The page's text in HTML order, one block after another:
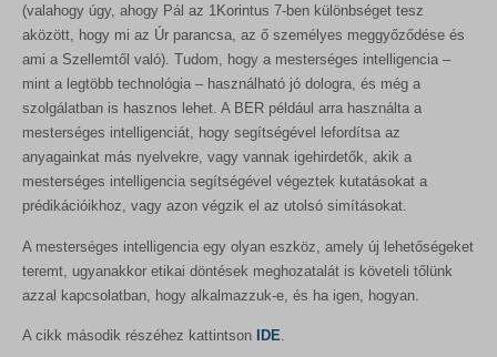
(valahogy úgy, ahogy Pál az 1Korintus 7-ben különbséget tesz
aközött, hogy mi az Úr parancsa, az ő személyes meggyőződése és
ami a Szellemtől való). Tudom, hogy a mesterséges intelligencia –
mint a legtöbb technológia – használható jó dologra, és még a
szolgálatban is hasznos lehet. A BER például arra használta a
mesterséges intelligenciát, hogy segítségével lefordítsa az
anyagainkat más nyelvekre, vagy vannak igehirdetők, akik a
mesterséges intelligencia segítségével végeztek kutatásokat a
prédikációikhoz, vagy azon végzik el az utolsó simításokat.
A mesterséges intelligencia egy olyan eszköz, amely új lehetőségeket
teremt, ugyanakkor etikai döntések meghozatalát is követeli tőlünk
azzal kapcsolatban, hogy alkalmazzuk-e, és ha igen, hogyan.
A cikk második részéhez kattintson IDE.